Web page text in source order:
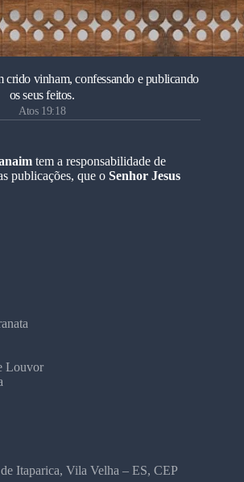
crido vinham, confessando e publicando
os seus feitos.
Atos 19:18
tem a responsabilidade de
publicações, que o Senhor Jesus
Louvor
Itaparica, Vila Velha – ES, CEP